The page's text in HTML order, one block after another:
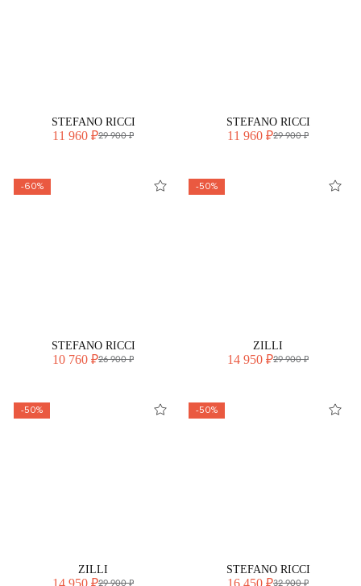
STEFANO RICCI
11 960 ₽29 900 ₽
STEFANO RICCI
11 960 ₽29 900 ₽
-60%
STEFANO RICCI
10 760 ₽26 900 ₽
-50%
ZILLI
14 950 ₽29 900 ₽
-50%
ZILLI
14 950 ₽29 900 ₽
-50%
STEFANO RICCI
16 450 ₽32 900 ₽